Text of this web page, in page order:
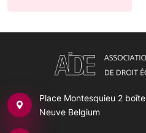
Place Montesquieu 2
Neuve Belgium